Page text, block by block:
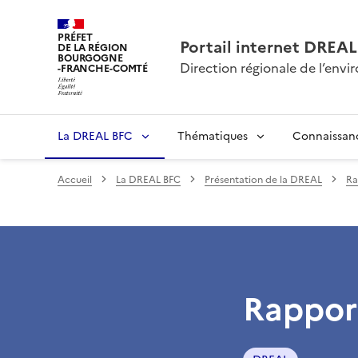
PRÉFET
DE LA RÉGION
BOURGOGNE
-FRANCHE-COMTÉ
Portail internet
Direction régionale de
La DREAL BFC Thématiques
Accueil La DREAL BFC Présentation de la DREAL